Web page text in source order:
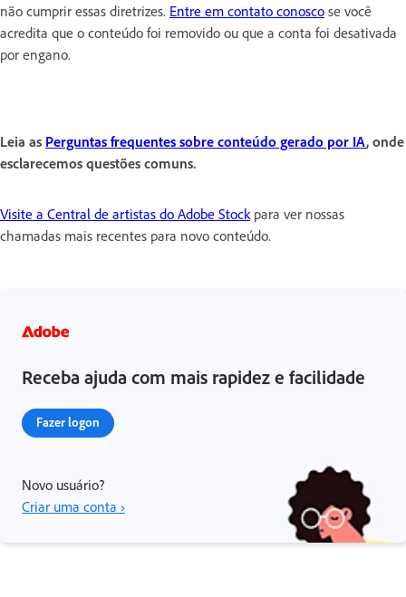
não cumprir essas diretrizes. Entre em contato conosco se você
acredita que o conteúdo foi removido ou que a conta foi desativada
por engano.
Leia as Perguntas frequentes sobre conteúdo gerado por IA, onde
esclarecemos questões comuns.
Visite a Central de artistas do Adobe Stock para ver nossas
chamadas mais recentes para novo conteúdo.
Receba ajuda com mais rapidez e facilidade
Fazer logon
Novo usuário?
Criar uma conta ›